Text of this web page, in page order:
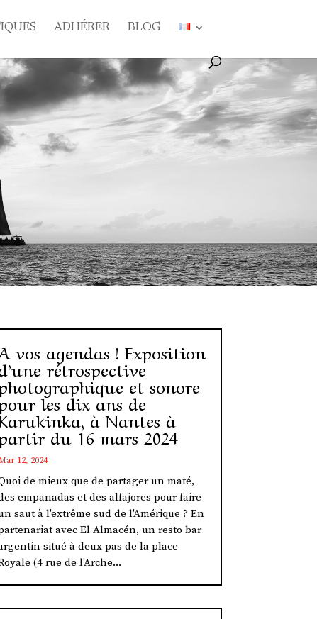
ADHÉRER BLOG
vos agendas ! Exposition
rétrospective
et sonore
les dix ans de
à Nantes à
du 16 mars 2024
12, 2024
de mieux que de partager un maté,
empanadas et des alfajores pour faire
saut à l'extrême sud de l'Amérique ? En
avec El Almacén, un resto bar
situé à deux pas de la place
(4 rue de l'Arche...